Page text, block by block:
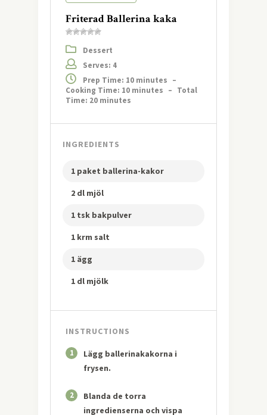
Friterad Ballerina kaka
Dessert
Serves: 4
Prep Time: 10 minutes –
Cooking Time: 10 minutes – Total
Time: 20 minutes
INGREDIENTS
1 paket ballerina-kakor
2 dl mjöl
1 tsk bakpulver
1 krm salt
1 ägg
1 dl mjölk
INSTRUCTIONS
1
Lägg ballerinakakorna i
frysen.
2
Blanda de torra
ingredienserna och vispa